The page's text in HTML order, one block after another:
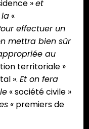
»et
«
effectuer un
mettra bien sûr
au
territoriale »
». Et on fera
« société civile »
« premiers de